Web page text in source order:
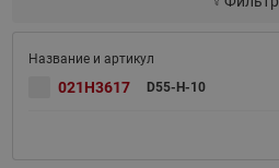
021H3617 D55-H-10